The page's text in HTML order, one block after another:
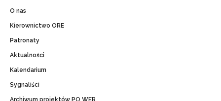
O nas
Kierownictwo ORE
Patronaty
Aktualności
Kalendarium
Sygnaliści